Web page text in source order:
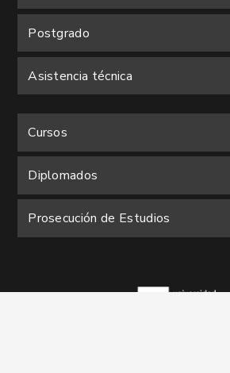
Postgrado
Asistencia técnica
Cursos
Diplomados
Prosecución de Estudios